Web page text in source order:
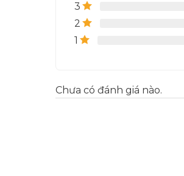
3
2
1
Chưa có đánh giá nào.